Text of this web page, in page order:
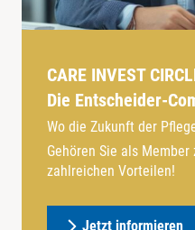
CARE INVEST
Die Entscheider-
Wo die Zukunft der
Gehören Sie als
zahlreichen Vorteilen!
Jetzt informieren